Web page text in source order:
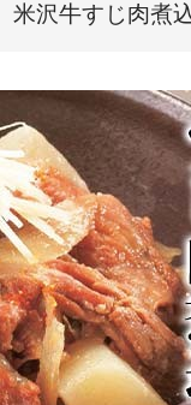
米沢牛すじ肉煮